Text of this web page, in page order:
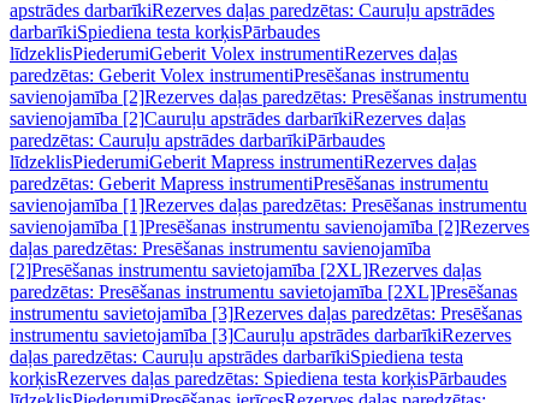
apstrādes darbarīkiRezerves daļas paredzētas: Cauruļu apstrādes
darbarīkiSpiediena testa korķisPārbaudes
līdzeklisPiederumiGeberit Volex instrumentiRezerves daļas
paredzētas: Geberit Volex instrumentiPresēšanas instrumentu
savienojamība [2]Rezerves daļas paredzētas: Presēšanas instrumentu
savienojamība [2]Cauruļu apstrādes darbarīkiRezerves daļas
paredzētas: Cauruļu apstrādes darbarīkiPārbaudes
līdzeklisPiederumiGeberit Mapress instrumentiRezerves daļas
paredzētas: Geberit Mapress instrumentiPresēšanas instrumentu
savienojamība [1]Rezerves daļas paredzētas: Presēšanas instrumentu
savienojamība [1]Presēšanas instrumentu savienojamība [2]Rezerves
daļas paredzētas: Presēšanas instrumentu savienojamība
[2]Presēšanas instrumentu savietojamība [2XL]Rezerves daļas
paredzētas: Presēšanas instrumentu savietojamība [2XL]Presēšanas
instrumentu savietojamība [3]Rezerves daļas paredzētas: Presēšanas
instrumentu savietojamība [3]Cauruļu apstrādes darbarīkiRezerves
daļas paredzētas: Cauruļu apstrādes darbarīkiSpiediena testa
korķisRezerves daļas paredzētas: Spiediena testa korķisPārbaudes